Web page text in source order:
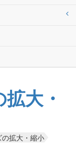
大・
拡大・縮小